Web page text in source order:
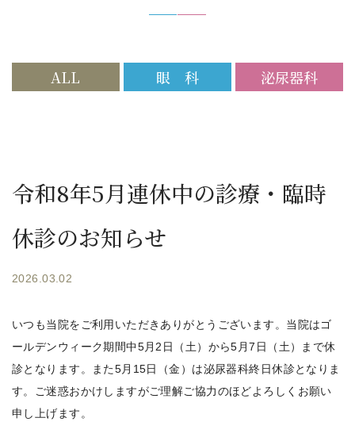
ALL 眼 科 泌尿器科
令和8年5月連休中の診療・臨時
休診のお知らせ
2026.03.02
いつも当院をご利用いただきありがとうございます。当院はゴ
ールデンウィーク期間中5月2日（土）から5月7日（土）まで休
診となります。また5月15日（金）は泌尿器科終日休診となりま
す。ご迷惑おかけしますがご理解ご協力のほどよろしくお願い
申し上げます。